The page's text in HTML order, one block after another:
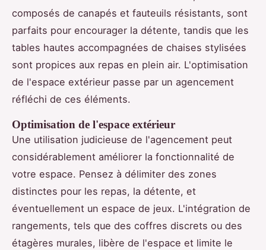
composés de canapés et fauteuils résistants, sont
parfaits pour encourager la détente, tandis que les
tables hautes accompagnées de chaises stylisées
sont propices aux repas en plein air. L'optimisation
de l'espace extérieur passe par un agencement
réfléchi de ces éléments.
Optimisation de l'espace extérieur
Une utilisation judicieuse de l'agencement peut
considérablement améliorer la fonctionnalité de
votre espace. Pensez à délimiter des zones
distinctes pour les repas, la détente, et
éventuellement un espace de jeux. L'intégration de
rangements, tels que des coffres discrets ou des
étagères murales, libère de l'espace et limite le